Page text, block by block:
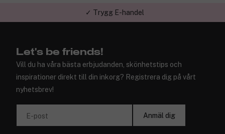
✓ Trygg E-handel
Let's be friends!
Vill du ha våra bästa erbjudanden, skönhetstips och
inspirationer direkt till din inkorg? Registrera dig på vårt
nyhetsbrev!
E-post Anmäl dig